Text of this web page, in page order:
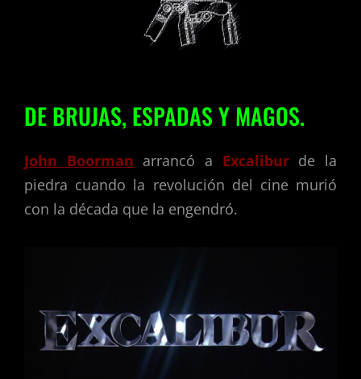
DE BRUJAS, ESPADAS Y MAGOS.
John Boorman arrancó a Excaliburde la
piedra cuando la revolución del cine murió
con la década que la engendró.